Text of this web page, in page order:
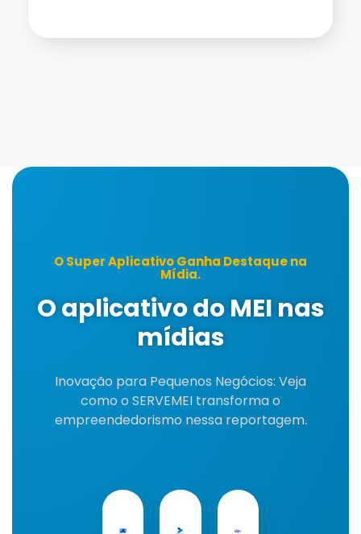
O Super Aplicativo Ganha Destaque na
Mídia.
O aplicativo do MEI nas
mídias
Inovação para Pequenos Negócios: Veja
como o SERVEMEI transforma o
empreendedorismo nessa reportagem.